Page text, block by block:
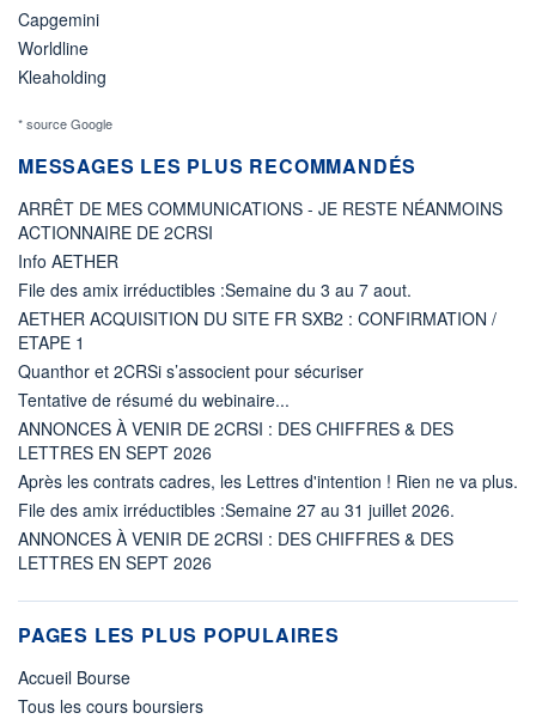
Capgemini
Worldline
Kleaholding
* source Google
MESSAGES LES PLUS RECOMMANDÉS
ARRÊT DE MES COMMUNICATIONS - JE RESTE NÉANMOINS
ACTIONNAIRE DE 2CRSI
Info AETHER
File des amix irréductibles :Semaine du 3 au 7 aout.
AETHER ACQUISITION DU SITE FR SXB2 : CONFIRMATION /
ETAPE 1
Quanthor et 2CRSi s’associent pour sécuriser
Tentative de résumé du webinaire...
ANNONCES À VENIR DE 2CRSI : DES CHIFFRES & DES
LETTRES EN SEPT 2026
Après les contrats cadres, les Lettres d'intention ! Rien ne va plus.
File des amix irréductibles :Semaine 27 au 31 juillet 2026.
ANNONCES À VENIR DE 2CRSI : DES CHIFFRES & DES
LETTRES EN SEPT 2026
PAGES LES PLUS POPULAIRES
Accueil Bourse
Tous les cours boursiers